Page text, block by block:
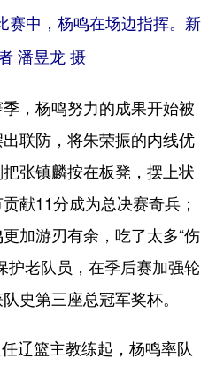
中，杨鸣在场边指挥。 新
潘昱龙 摄
，杨鸣努力的成果开始被
联防，将朱荣振的内线优
张镇麟按在板凳，摆上状
献11分成为总决赛奇兵；
加游刃有余，吃了太多“伤
护老队员，在季后赛加强轮
史第三座总冠军奖杯。
篮主教练起，杨鸣率队